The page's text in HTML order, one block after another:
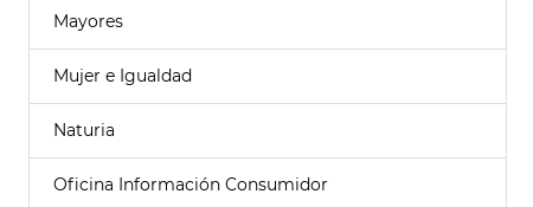
Mayores
Mujer e Igualdad
Naturia
Oficina Información Consumidor